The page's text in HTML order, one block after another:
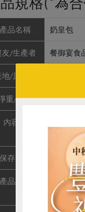
產品名稱 奶皇包
友/生產者 餐御宴食
地/原產地
重/數量 300公克
內容物
低筋麵
鈉、碳酸
保存條件 冷凍未開
產品說明
麵粉中
不同而略